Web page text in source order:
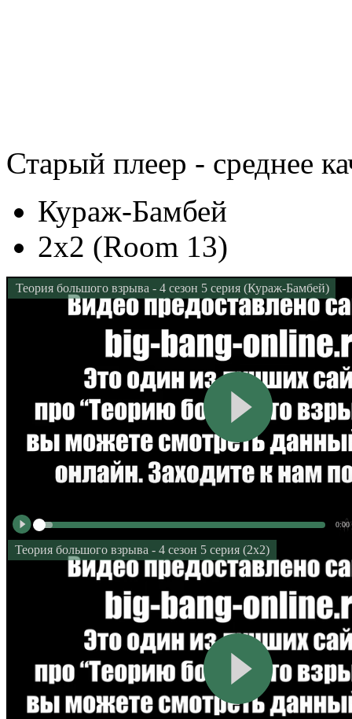
Старый плеер - среднее
Кураж-Бамбей
2x2 (Room 13)
Теория большого взрыва - 4 сезон 5 серия (Кураж-Бамбей)
0:00
Теория большого взрыва - 4 сезон 5 серия (2x2)